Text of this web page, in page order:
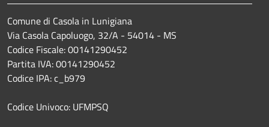
Comune di Casola in Lunigiana
Via Casola Capoluogo, 32/A - 54014 - MS
Codice Fiscale: 00141290452
Partita IVA: 00141290452
Codice IPA: c_b979
Codice Univoco: UFMPSQ